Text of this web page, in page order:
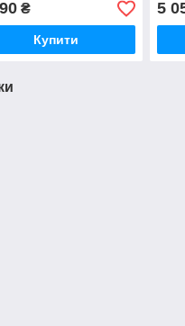
₴
Купити
5